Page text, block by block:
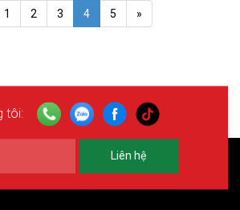
1 2 3 4 5 »
tôi:
Liên hệ